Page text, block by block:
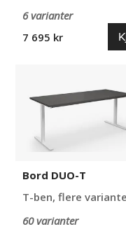
6 varianter
7 695 kr
Bord DUO-T
T-ben, flere
60 varianter